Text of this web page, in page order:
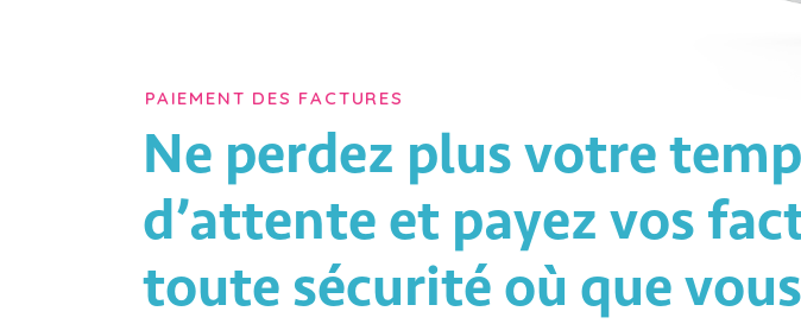
PAIEMENT DES FACTURES
Ne perdez plus votre
d’attente et payez vos
toute sécurité où que